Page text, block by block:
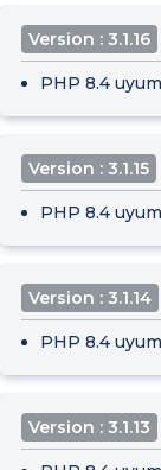
Version : 3.1.16
PHP 8.4
Version : 3.1.15
PHP 8.4
Version : 3.1.14
PHP 8.4
Version : 3.1.13